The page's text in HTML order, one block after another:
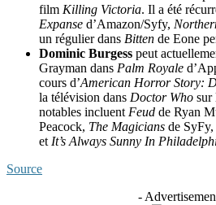
film Killing Victoria. Il a été
Expanse d’Amazon/Syfy,
un régulier dans Bitten de Eone
Dominic Burgess peut
Grayman dans Palm Royale
cours d’American Horror Story:
la télévision dans Doctor Who sur
notables incluent Feud de Ryan
Peacock, The Magicians de SyFy,
et It’s Always Sunny In
Source
-